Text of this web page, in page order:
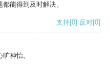
能得到及时解决。
支持[0] 反对[0]
神怡。